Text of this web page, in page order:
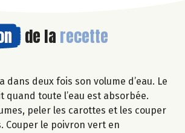
de la recette
dans deux fois son volume d’eau. Le
quand toute l’eau est absorbée.
peler les carottes et les couper
Couper le poivron vert en